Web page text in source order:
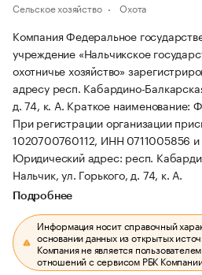
Сельское хозяйство Охота
Компания Федеральное
учреждение «Нальчикское
охотничье хозяйство»
адресу респ. Кабардино-
д. 74, к. А. Краткое наименование:
При регистрации организации
1020700760112, ИНН 0711005856
Юридический адрес: респ.
Нальчик, ул. Горького, д. 74, к. А.
Подробнее
Информация носит справочный
основании данных из открытых
Компания не является
отношений с сервисом РБК